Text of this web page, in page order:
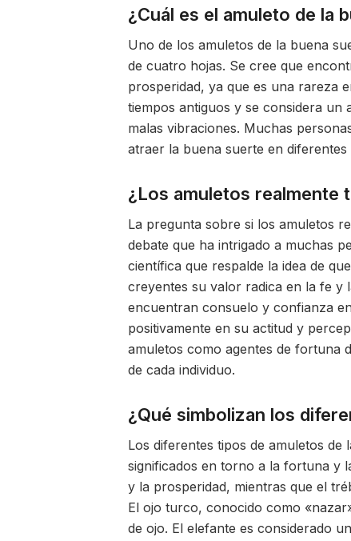
¿Cuál es el amuleto de la
Uno de los amuletos de la buena
de cuatro hojas. Se cree que
prosperidad, ya que es una rareza
tiempos antiguos y se considera un
malas vibraciones. Muchas
atraer la buena suerte en diferentes
¿Los amuletos realmente
La pregunta sobre si los amuletos
debate que ha intrigado a muchas
científica que respalde la idea de
creyentes su valor radica en la fe y
encuentran consuelo y confianza
positivamente en su actitud y
amuletos como agentes de fortuna
de cada individuo.
¿Qué simbolizan los
Los diferentes tipos de amuletos
significados en torno a la fortuna y
y la prosperidad, mientras que el
El ojo turco, conocido como
de ojo. El elefante es considerado